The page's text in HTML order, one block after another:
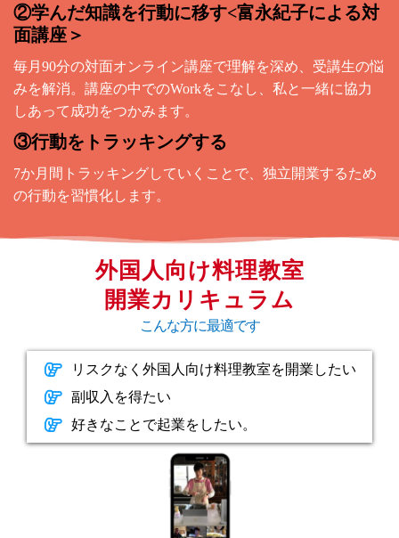
②学んだ知識を行動に移す<富永紀子による対
面講座＞
毎月90分の対面オンライン講座で理解を深め、受講生の悩
みを解消。講座の中でのWorkをこなし、私と一緒に協力
しあって成功をつかみます。
③行動をトラッキングする
7か月間トラッキングしていくことで、独立開業するため
の行動を習慣化します。
外国人向け料理教室
開業カリキュラム
こんな方に最適です
リスクなく外国人向け料理教室を開業したい
副収入を得たい
好きなことで起業をしたい。